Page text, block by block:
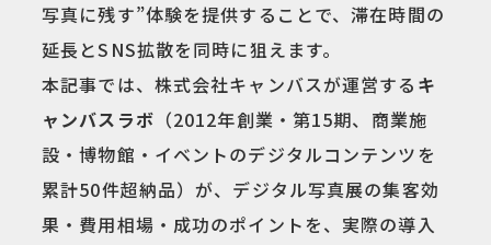
写真に残す”体験を提供することで、滞在時間の
延長とSNS拡散を同時に狙えます。
本記事では、株式会社キャンバスが運営する キ
ャンバスラボ （2012年創業・第15期、商業施
設・博物館・イベントのデジタルコンテンツを
累計50件超納品）が、デジタル写真展の集客効
果・費用相場・成功のポイントを、実際の導入